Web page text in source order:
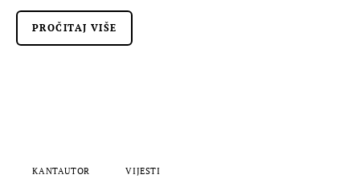
PROČITAJ VIŠE
KANTAUTOR VIJESTI